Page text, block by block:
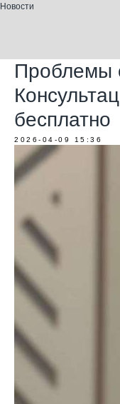
Новости
Проблемы
бесплатно
2026-04-09 15:36